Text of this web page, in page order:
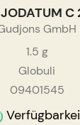
JODATUM
GmbH
1.5 g
Globuli
09401545